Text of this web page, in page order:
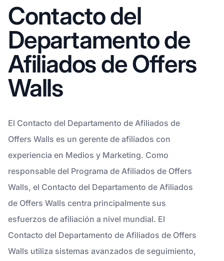
Contacto del
Departamento de
Afiliados de Offers
Walls
El Contacto del Departamento de Afiliados de
Offers Walls es un gerente de afiliados con
experiencia en Medios y Marketing. Como
responsable del Programa de Afiliados de Offers
Walls, el Contacto del Departamento de Afiliados
de Offers Walls centra principalmente sus
esfuerzos de afiliación a nivel mundial. El
Contacto del Departamento de Afiliados de Offers
Walls utiliza sistemas avanzados de seguimiento,